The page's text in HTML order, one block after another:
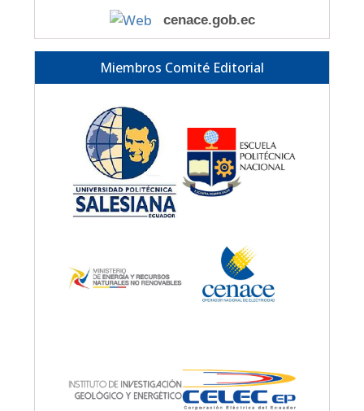
cenace.gob.ec
Miembros Comité Editorial